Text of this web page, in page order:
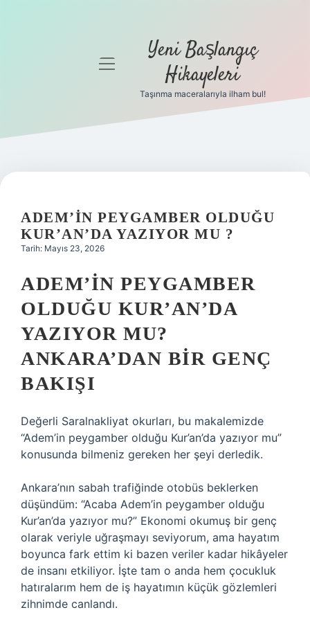
Gizlilik
Hakkımızda
menüyü
Yeni Başlangıç
Hikayeleri
Taşınma maceralarıyla ilham bul!
ADEM’IN PEYGAMBER OLDUĞU
KUR’AN’DA YAZIYOR MU ?
Tarih: Mayıs 23, 2026
ADEM’IN PEYGAMBER
OLDUĞU KUR’AN’DA
YAZIYOR MU?
ANKARA’DAN BIR GENÇ
BAKIŞI
Değerli Saralnakliyat okurları, bu makalemizde
“Adem’in peygamber olduğu Kur’an’da yazıyor mu”
konusunda bilmeniz gereken her şeyi derledik.
Ankara’nın sabah trafiğinde otobüs beklerken
düşündüm: “Acaba Adem’in peygamber olduğu
Kur’an’da yazıyor mu?” Ekonomi okumuş bir genç
olarak veriyle uğraşmayı seviyorum, ama hayatım
boyunca fark ettim ki bazen veriler kadar hikâyeler
de insanı etkiliyor. İşte tam o anda hem çocukluk
hatıralarım hem de iş hayatımın küçük gözlemleri
zihnimde canlandı.